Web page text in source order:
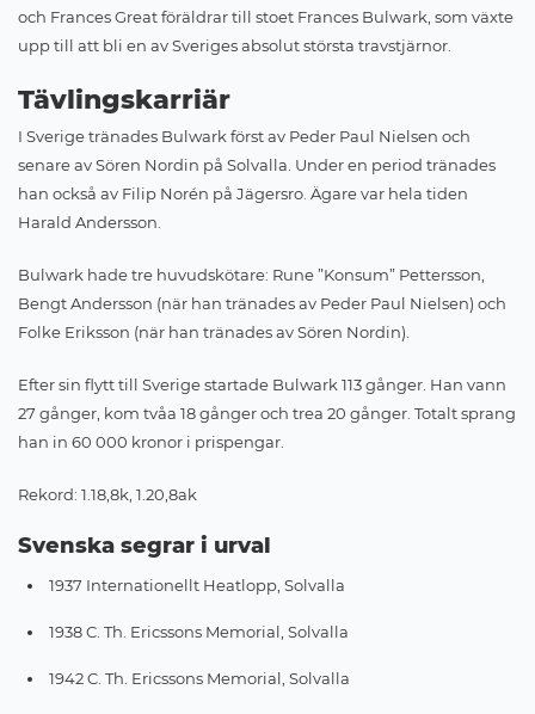
och Frances Great föräldrar till stoet Frances Bulwark, som växte
upp till att bli en av Sveriges absolut största travstjärnor.
Tävlingskarriär
I Sverige tränades Bulwark först av Peder Paul Nielsen och
senare av Sören Nordin på Solvalla. Under en period tränades
han också av Filip Norén på Jägersro. Ägare var hela tiden
Harald Andersson.
Bulwark hade tre huvudskötare: Rune ”Konsum” Pettersson,
Bengt Andersson (när han tränades av Peder Paul Nielsen) och
Folke Eriksson (när han tränades av Sören Nordin).
Efter sin flytt till Sverige startade Bulwark 113 gånger. Han vann
27 gånger, kom tvåa 18 gånger och trea 20 gånger. Totalt sprang
han in 60 000 kronor i prispengar.
Rekord: 1.18,8k, 1.20,8ak
Svenska segrar i urval
1937 Internationellt Heatlopp, Solvalla
1938 C. Th. Ericssons Memorial, Solvalla
1942 C. Th. Ericssons Memorial, Solvalla